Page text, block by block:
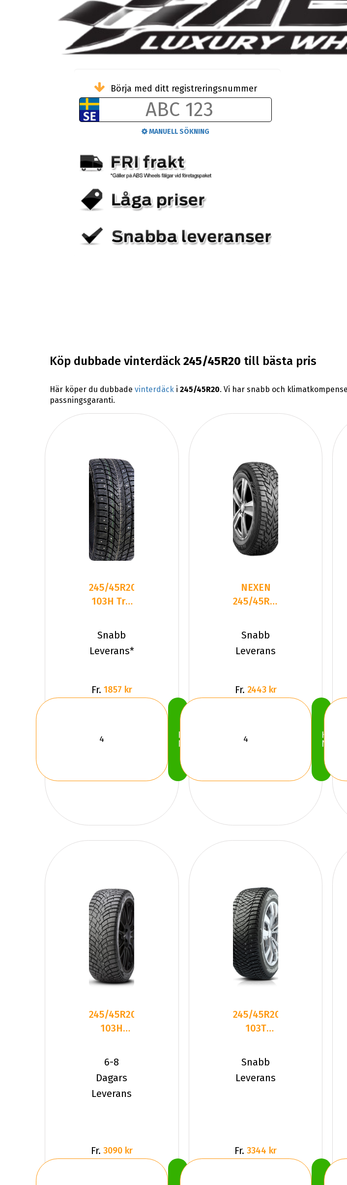
Börja med ditt registreringsnummer
MANUELL SÖKNING
Köp dubbade vinterdäck 245/45R20 till bästa pris
Här köper du dubbade vinterdäcki 245/45R20. Vi har snabb och
passningsgaranti.
245/45R20
103H Tri-
White 2
XL
Snabb
Leverans*
Fr. 1857 kr
Köp
Nu
NEXEN
245/45R20
WINSPIKE
3 XL
Snabb
Leverans
Fr. 2443 kr
Köp
Nu
245/45R20
103H
SCORPION
6-8
Dagars
Leverans
Fr. 3090 kr
245/45R20
103T
ULTRAGRIP
Snabb
Leverans
Fr. 3344 kr